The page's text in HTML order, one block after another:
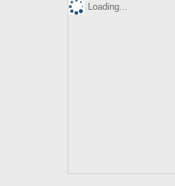
Loading...